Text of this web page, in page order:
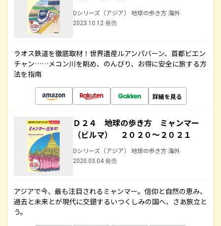
Dシリーズ（アジア） 地球の歩き方 海外
2023.10.12 発売
ラオス鉄道を徹底取材！世界遺産ルアンパバーン、首都ビエン
チャン……メコン川を眺め、のんびり、お得に安全に旅する方
法を指南
詳細を見る
Ｄ２４ 地球の歩き方 ミャンマー
（ビルマ） ２０２０～２０２１
Dシリーズ（アジア） 地球の歩き方 海外
2020.03.04 発売
アジアで今、最も注目されるミャンマー。信仰と自然の恵み、
過去と未来とが現代に交錯するいつくしみの国へ、さあ旅立と
う。